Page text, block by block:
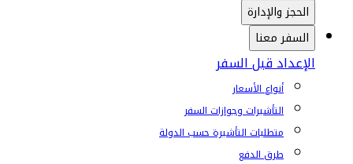
الحجز والإدارة
السفر معنا
الإعداد قبل السفر
أنواع الأسعار
التأشيرات وجوازات السفر
متطلبات التأشيرة حسب الدولة
طرق الدفع